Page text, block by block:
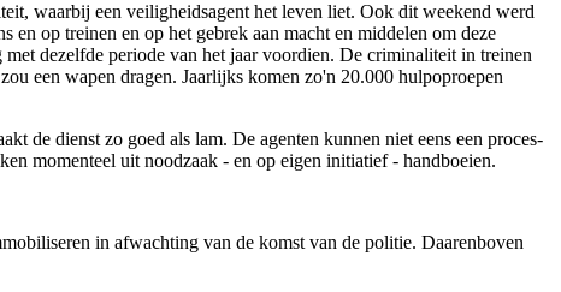
waarbij een veiligheidsagent het leven liet. Ook dit weekend werd
en op treinen en op het gebrek aan macht en middelen om deze
dezelfde periode van het jaar voordien. De criminaliteit in treinen
een wapen dragen. Jaarlijks komen zo'n 20.000 hulpoproepen
de dienst zo goed als lam. De agenten kunnen niet eens een proces-
momenteel uit noodzaak - en op eigen initiatief - handboeien.
in afwachting van de komst van de politie. Daarenboven